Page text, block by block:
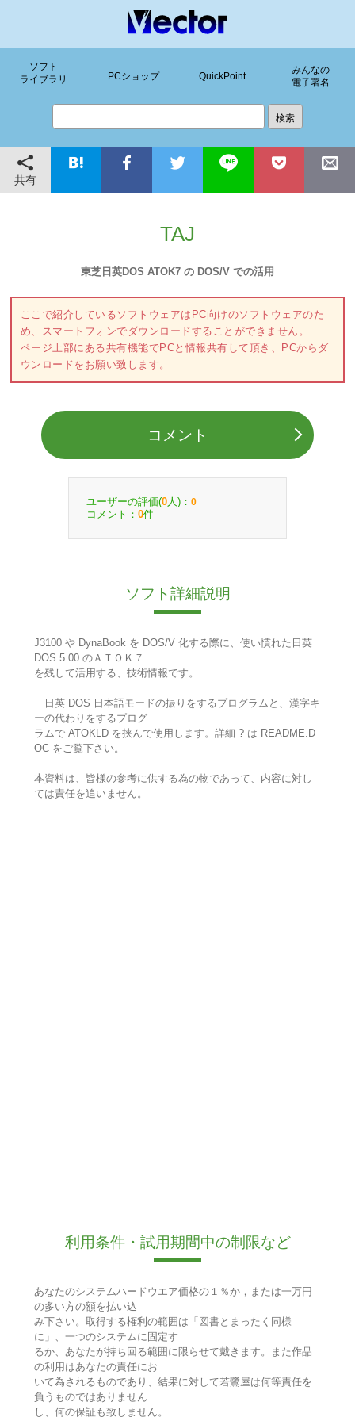
ソフト
ライブラリ
PCショップ QuickPoint
みんなの
電子署名
共有
TAJ
東芝日英DOS ATOK7 の DOS/V での活用
ここで紹介しているソフトウェアはPC向けのソフトウェアのた
め、スマートフォンでダウンロードすることができません。
ページ上部にある共有機能でPCと情報共有して頂き、PCからダ
ウンロードをお願い致します。
コメント
ユーザーの評価(0 人)： 0
コメント： 0件
ソフト詳細説明
J3100 や DynaBook を DOS/V 化する際に、使い慣れた日英
DOS 5.00 のＡＴＯＫ７
を残して活用する、技術情報です。
日英 DOS 日本語モードの振りをするプログラムと、漢字キ
ーの代わりをするプログ
ラムで ATOKLD を挟んで使用します。詳細 ? は README.D
OC をご覧下さい。
本資料は、皆様の参考に供する為の物であって、内容に対し
ては責任を追いません。
利用条件・試用期間中の制限など
あなたのシステムハードウエア価格の１％か，または一万円
の多い方の額を払い込
み下さい。取得する権利の範囲は「図書とまったく同様
に」、一つのシステムに固定す
るか、あなたが持ち回る範囲に限らせて戴きます。また作品
の利用はあなたの責任にお
いて為されるものであり、結果に対して若鷺屋は何等責任を
負うものではありません
し、何の保証も致しません。